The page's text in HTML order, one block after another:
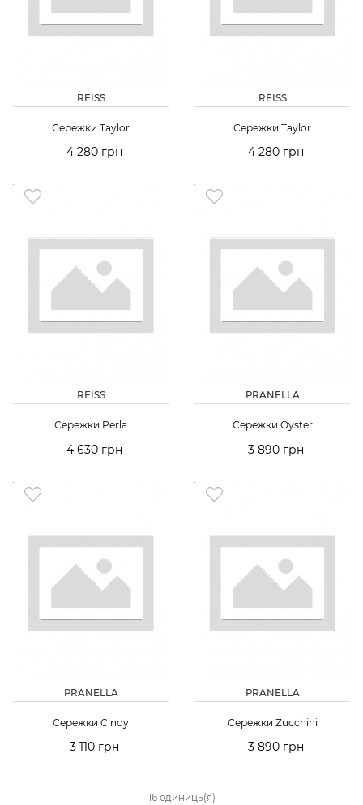
REISS
Сережки Taylor
4 280 грн
REISS
Сережки Taylor
4 280 грн
REISS
Сережки Perla
4 630 грн
PRANELLA
Сережки Oyster
3 890 грн
PRANELLA
Сережки Cindy
3 110 грн
PRANELLA
Сережки Zucchini
3 890 грн
16 одиниць(я)